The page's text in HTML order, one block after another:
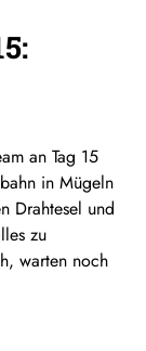
an Tag 15
in Mügeln
Drahtesel und
zu
warten noch